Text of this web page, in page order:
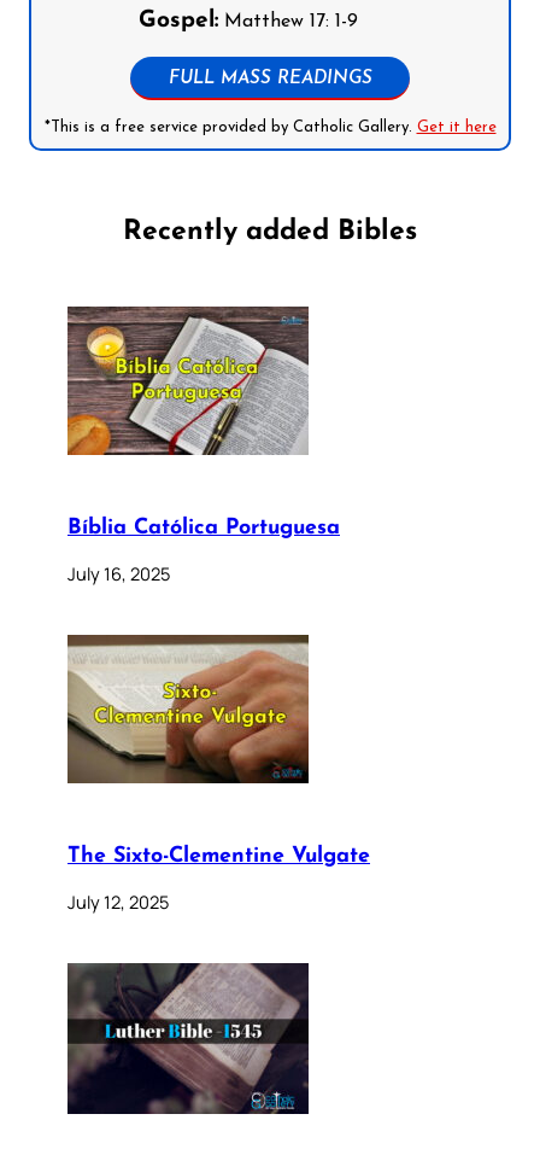
Gospel:Matthew 17: 1-9
FULL MASS READINGS
*This is a free service provided by Catholic Gallery. Get it here
Recently added Bibles
Bíblia Católica Portuguesa
July 16, 2025
The Sixto-Clementine Vulgate
July 12, 2025